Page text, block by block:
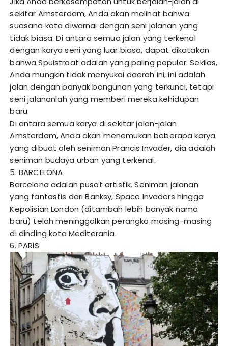
sekitar Amsterdam, Anda akan melihat bahwa
suasana kota diwarnai dengan seni jalanan yang
tidak biasa. Di antara semua jalan yang terkenal
dengan karya seni yang luar biasa, dapat dikatakan
bahwa Spuistraat adalah yang paling populer. Sekilas,
Anda mungkin tidak menyukai daerah ini, ini adalah
jalan dengan banyak bangunan yang terkunci, tetapi
seni jalananlah yang memberi mereka kehidupan
baru.
Di antara semua karya di sekitar jalan-jalan
Amsterdam, Anda akan menemukan beberapa karya
yang dibuat oleh seniman Prancis Invader, dia adalah
seniman budaya urban yang terkenal.
5. BARCELONA
Barcelona adalah pusat artistik. Seniman jalanan
yang fantastis dari Banksy, Space Invaders hingga
Kepolisian London (ditambah lebih banyak nama
baru) telah meninggalkan perangko masing-masing
di dinding kota Mediterania.
6. PARIS